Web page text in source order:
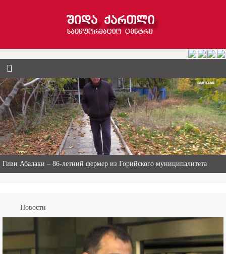
Гиви Абалаки – 86-летний фермер из Горийского муниципалитета
Новости